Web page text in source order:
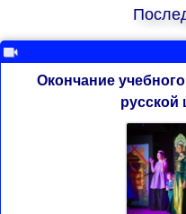
Окончание
русской